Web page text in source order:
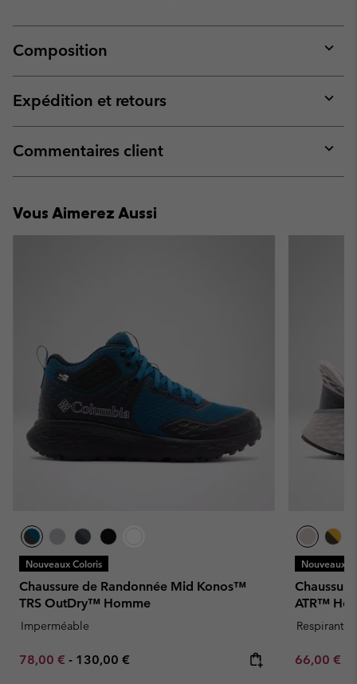
Composition
or
Expédition et retours
or
Commentaires client
or
Vous Aimerez Aussi
Nouveaux Coloris
Chaussure de Randonnée Mid Konos™
TRS OutDry™ Homme
Imperméable
Minimum sale price:
78,00 € - Maximum price:
130,00 €
Nouveaux
ATR™
Respirant
Minimum
66,00 €